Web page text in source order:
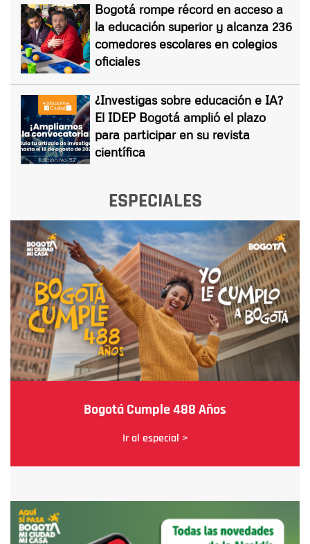
Bogotá rompe récord en acceso a
la educación superior y alcanza 236
comedores escolares en colegios
oficiales
¿Investigas sobre educación e IA?
El IDEP Bogotá amplió el plazo
para participar en su revista
científica
ESPECIALES
Bogotá Cumple 488 Años
Ir al especial >